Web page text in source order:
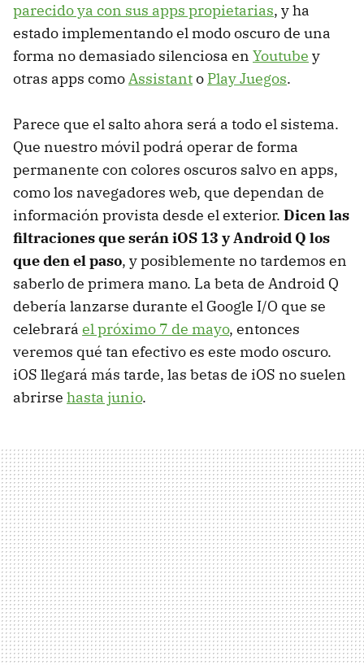
parecido ya con sus apps propietarias, y ha
estado implementando el modo oscuro de una
forma no demasiado silenciosa en Youtube y
otras apps comoAssistanto Play Juegos.
Parece que el salto ahora será a todo el sistema.
Que nuestro móvil podrá operar de forma
permanente con colores oscuros salvo en apps,
como los navegadores web, que dependan de
información provista desde el exterior. Dicen las
filtraciones que serán iOS 13 y Android Q los
que den el paso, y posiblemente no tardemos en
saberlo de primera mano. La beta de Android Q
debería lanzarse durante el Google I/O que se
celebrará el próximo 7 de mayo, entonces
veremos qué tan efectivo es este modo oscuro.
iOS llegará más tarde, las betas de iOS no suelen
abrirse hasta junio.